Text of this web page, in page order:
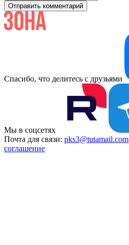
Отправить комментарий
Спасибо, что делитесь с друзьями
Мы в соцсетях
Почта для связи: pks3@tutamail.com
соглашение